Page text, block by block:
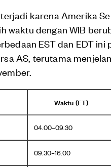
karena Amerika
waktu dengan WIB
EST dan EDT
AS, terutama
Waktu (ET)
04.00–09.30
09.30–16.00